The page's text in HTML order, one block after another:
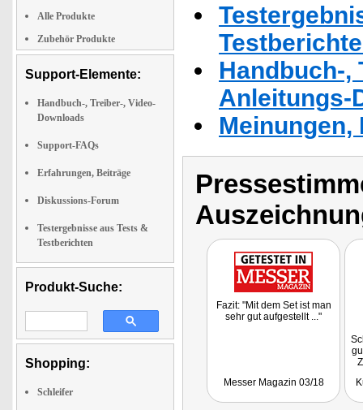
Alle Produkte
Zubehör Produkte
Support-Elemente:
Handbuch-, Treiber-, Video-
Downloads
Support-FAQs
Erfahrungen, Beiträge
Diskussions-Forum
Testergebnisse aus Tests &
Testberichten
Produkt-Suche:
Shopping:
Schleifer
Handbuch-,
Anleitungs-
Fazit: "Mit dem Set ist man
sehr gut aufgestellt ..."
Messer Magazin 03/18